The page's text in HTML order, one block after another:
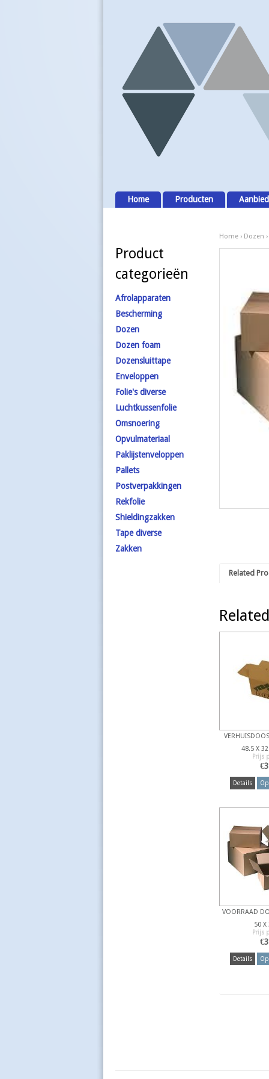
Home Producten
Home› Dozen ›
Related
48.5 X
Prijs
€
Details
VOORRAAD
50 X
Prijs
€
Details
Product
categorieën
Afrolapparaten
Bescherming
Dozen
Dozen foam
Dozensluittape
Enveloppen
Folie's diverse
Luchtkussenfolie
Omsnoering
Opvulmateriaal
Paklijstenveloppen
Pallets
Postverpakkingen
Rekfolie
Shieldingzakken
Tape diverse
Zakken